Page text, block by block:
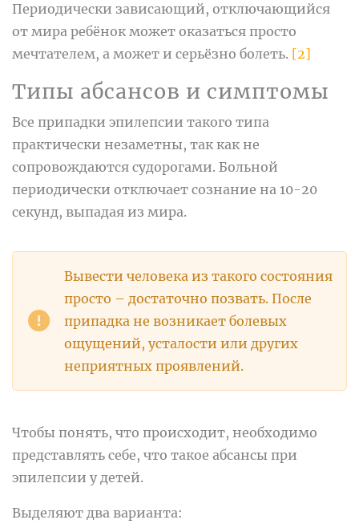
Периодически зависающий, отключающийся
от мира ребёнок может оказаться просто
мечтателем, а может и серьёзно болеть. [2]
Типы абсансов и симптомы
Все припадки эпилепсии такого типа
практически незаметны, так как не
сопровождаются судорогами. Больной
периодически отключает сознание на 10-20
секунд, выпадая из мира.
Вывести человека из такого состояния
просто – достаточно позвать. После
припадка не возникает болевых
ощущений, усталости или других
неприятных проявлений.
Чтобы понять, что происходит, необходимо
представлять себе, что такое абсансы при
эпилепсии у детей.
Выделяют два варианта: